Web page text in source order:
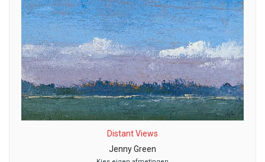
Distant Views
Jenny Green